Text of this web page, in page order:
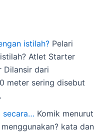
istilah? Pelari
Atlet Starter
Dilansir dari
meter sering disebut
secara… Komik menurut
kata dan